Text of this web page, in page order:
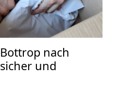
Bottrop nach
sicher und